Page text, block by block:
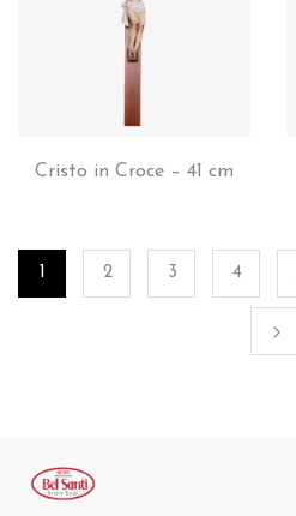
Cristo in Croce – 41 cm
1 2 3 4